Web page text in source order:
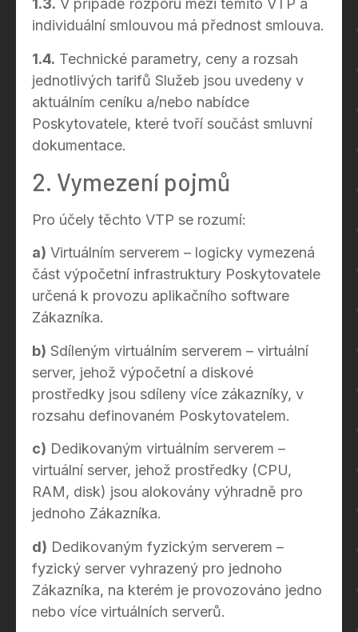
1.3. V případě rozporu mezi těmito VTP a
individuální smlouvou má přednost smlouva.
1.4. Technické parametry, ceny a rozsah
jednotlivých tarifů Služeb jsou uvedeny v
aktuálním ceníku a/nebo nabídce
Poskytovatele, které tvoří součást smluvní
dokumentace.
2. Vymezení pojmů
Pro účely těchto VTP se rozumí:
a) Virtuálním serverem – logicky vymezená
část výpočetní infrastruktury Poskytovatele
určená k provozu aplikačního software
Zákazníka.
b) Sdíleným virtuálním serverem – virtuální
server, jehož výpočetní a diskové
prostředky jsou sdíleny více zákazníky, v
rozsahu definovaném Poskytovatelem.
c) Dedikovaným virtuálním serverem –
virtuální server, jehož prostředky (CPU,
RAM, disk) jsou alokovány výhradně pro
jednoho Zákazníka.
d) Dedikovaným fyzickým serverem –
fyzický server vyhrazený pro jednoho
Zákazníka, na kterém je provozováno jedno
nebo více virtuálních serverů.